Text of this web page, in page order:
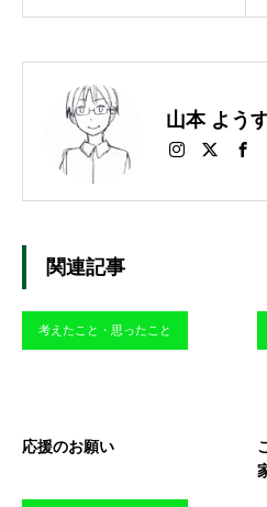
山本 よう
関連記事
考えたこと・思ったこと
応援のお願い